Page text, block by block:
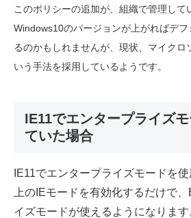
このポリシーの追加が、組織で管理して
Windows10のバージョンが上がればデ
るのかもしれませんが、現状、マイクロ
いう手法を採用しているようです。
IE11でエンタープライズ
ていた場合
IE11でエンタープライズモードを使
上のIEモードを有効化するだけで
イズモードが使えるようになります